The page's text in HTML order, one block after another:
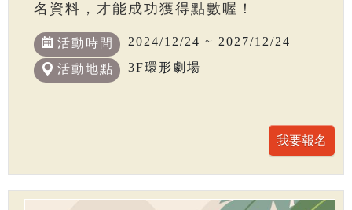
名資料，才能成功獲得點數喔！
活動時間 2024/12/24 ~ 2027/12/24
活動地點 3F環形劇場